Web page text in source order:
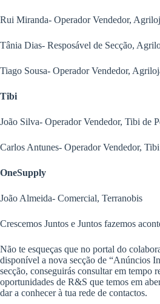
Rui Miranda- Operador Vendedor,
Tânia Dias- Resposável de Secção,
Tiago Sousa- Operador Vendedor,
Tibi
João Silva- Operador Vendedor, Tibi de
Carlos Antunes- Operador Vendedor,
OneSupply
João Almeida- Comercial, Terranobis
Crescemos Juntos e Juntos fazemos
Não te esqueças que no portal do
disponível a nova secção de “Anúncios
secção, conseguirás consultar em tempo
oportunidades de R&S que temos em
dar a conhecer à tua rede de contactos.